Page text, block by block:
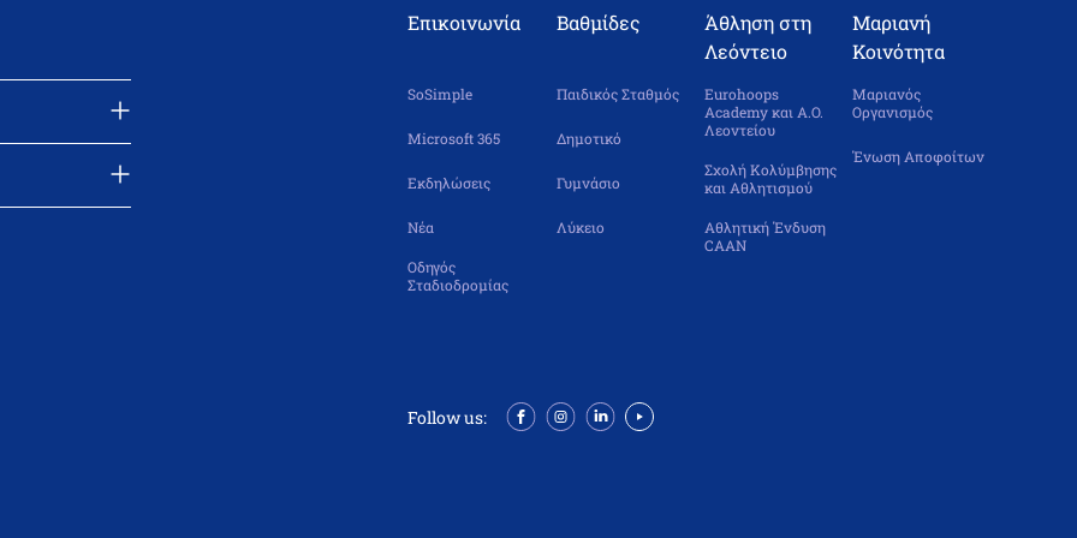
Επικοινωνία
SoSimple
Microsoft 365
Εκδηλώσεις
Νέα
Οδηγός
Σταδιοδρομίας
Βαθμίδες
Παιδικός Σταθμός
Δημοτικό
Γυμνάσιο
Λύκειο
Άθληση στη
Λεόντειο
Eurohoops
Academy και Α.Ο.
Λεοντείου
Σχολή Κολύμβησης
και Αθλητισμού
Αθλητική Ένδυση
CAAN
Μαριανή
Κοινότητα
Μαριανός
Οργανισμός
Ένωση Αποφοίτων
Follow us: